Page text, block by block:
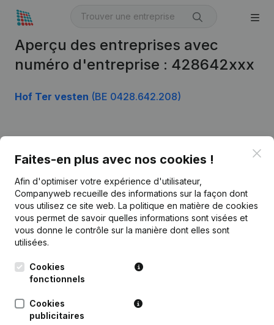
Aperçu des entreprises avec
numéro d'entreprise : 428642xxx
Hof Ter vesten (BE 0428.642.208)
Faites-en plus avec nos cookies !
Afin d'optimiser votre expérience d'utilisateur,
Companyweb recueille des informations sur la façon dont
vous utilisez ce site web. La politique en matière de cookies
vous permet de savoir quelles informations sont visées et
vous donne le contrôle sur la manière dont elles sont
utilisées.
Cookies
fonctionnels
Cookies
publicitaires
Français
Kantorenpark Everest
Leuvensesteenweg
1800 Vilvoorde
Informations d’entreprise
Monitoring
Recherche internationale
Prospection